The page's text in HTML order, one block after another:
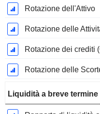
Rotazione dell'Attivo
Rotazione dei crediti
Rotazione delle
Liquidità a breve termine